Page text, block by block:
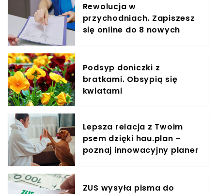
Rewolucja w
przychodniach. Zapiszesz
się online do 8 nowych
Podsyp doniczki z
bratkami. Obsypią się
kwiatami
Lepsza relacja z Twoim
psem dzięki hau.plan –
poznaj innowacyjny planer
ZUS wysyła pisma do